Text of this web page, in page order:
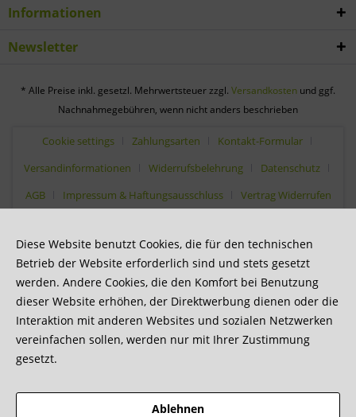
Informationen
Newsletter
* Alle Preise inkl. gesetzl. Mehrwertsteuer zzgl. Versandkosten und ggf.
Nachnahmegebühren, wenn nicht anders beschrieben
Cookie settings Zahlungsarten
Kontakt-Formular
Versandinformationen
Widerrufsbelehrung
Datenschutz
AGB
Impressum & Haftungsausschluss Vertrag Widerrufen
Diese Website benutzt Cookies, die für den technischen
Betrieb der Website erforderlich sind und stets gesetzt
werden. Andere Cookies, die den Komfort bei Benutzung
dieser Website erhöhen, der Direktwerbung dienen oder die
Interaktion mit anderen Websites und sozialen Netzwerken
vereinfachen sollen, werden nur mit Ihrer Zustimmung
gesetzt.
Ablehnen